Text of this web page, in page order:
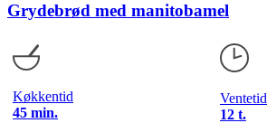
Grydebrød med manitobamel
Køkkentid
45 min.
Ventetid
12 t.